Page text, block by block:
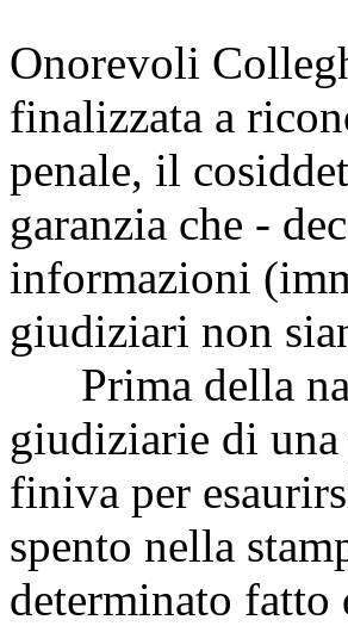
Onorevoli
finalizzata a
penale, il
garanzia che -
informazioni
giudiziari non
Prima della
giudiziarie di una
finiva per
spento nella
determinato fatto